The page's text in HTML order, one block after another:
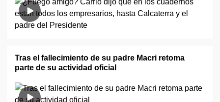
Tras el fallecimiento de su padre Macri retoma
parte de su actividad oficial